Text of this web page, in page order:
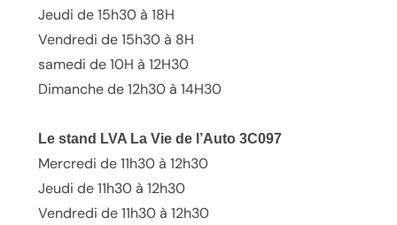
Jeudi de 15h30 à 18H
Vendredi de 15h30 à 8H
samedi de 10H à 12H30
Dimanche de 12h30 à 14H30
Le stand LVA La Vie de l’Auto 3C097
Mercredi de 11h30 à 12h30
Jeudi de 11h30 à 12h30
Vendredi de 11h30 à 12h30